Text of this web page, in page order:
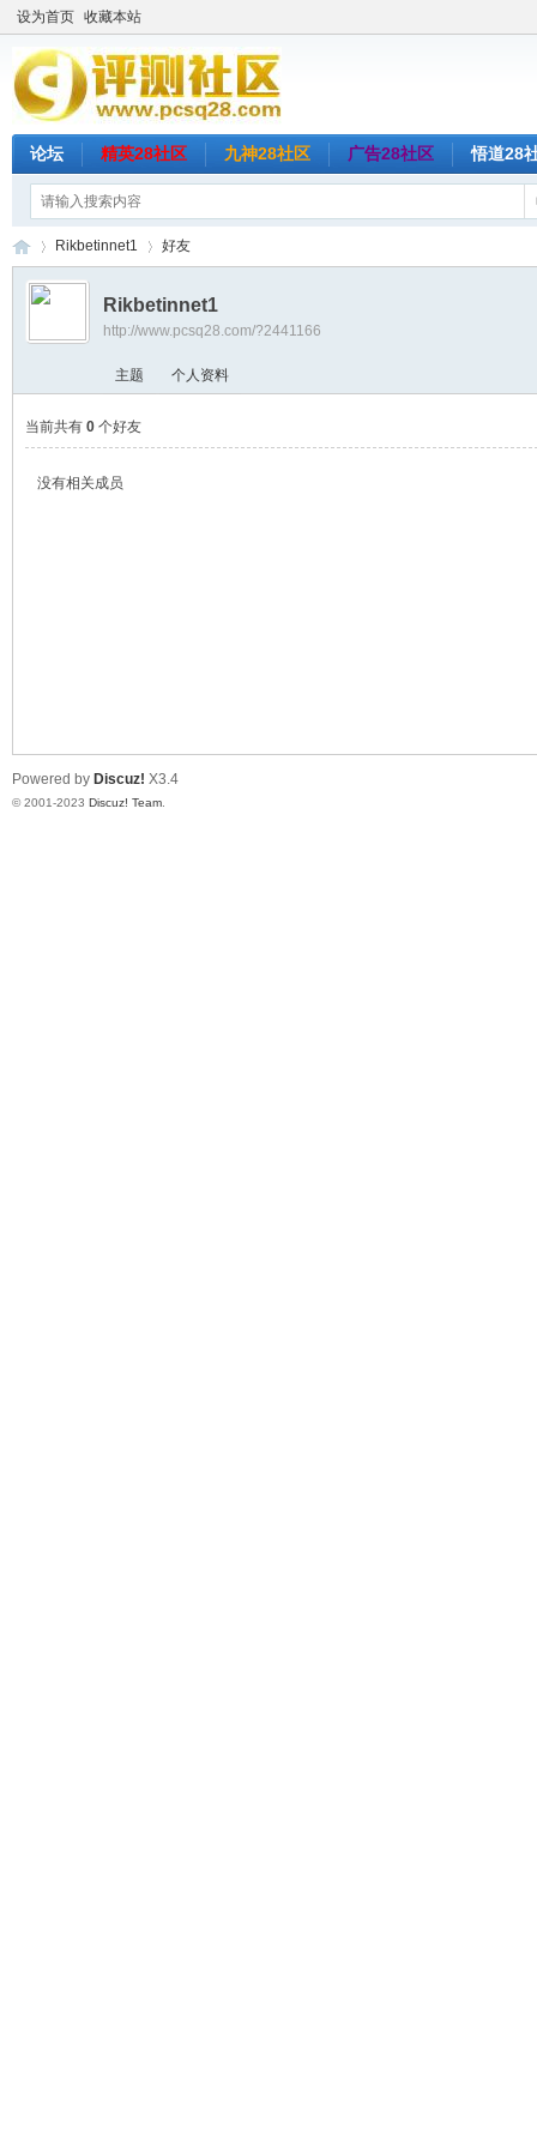
设为首页 收藏本站
论坛 精英28社区 九神28社区 广告28社区 悟道28
›
Rikbetinnet1 好友
Rikbetinnet1
http://www.pcsq28.com/?2441166
主题 个人资料
当前共有 0 个好友
没有相关成员
Powered by Discuz! X3.4
© 2001-2023 Discuz! Team